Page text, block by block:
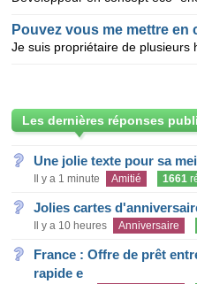
Les dernières réponses
Une jolie texte pour sa
Il y a 1 minute Amitié 1661
Jolies cartes
Il y a 10 heures Anniversaire
France : Offre de prêt
rapide e